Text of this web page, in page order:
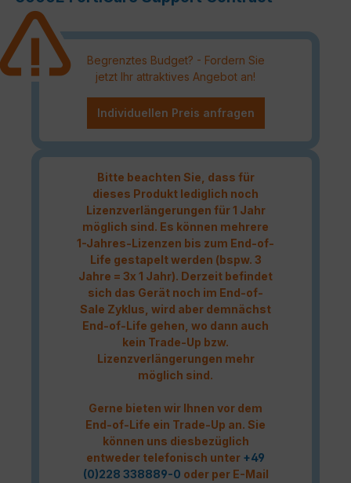
Begrenztes Budget? - Fordern Sie
jetzt Ihr attraktives Angebot an!
Individuellen Preis anfragen
Bitte beachten Sie, dass für
dieses Produkt lediglich noch
Lizenzverlängerungen für 1 Jahr
möglich sind. Es können mehrere
1-Jahres-Lizenzen bis zum End-of-
Life gestapelt werden (bspw. 3
Jahre = 3x 1 Jahr). Derzeit befindet
sich das Gerät noch im End-of-
Sale Zyklus, wird aber demnächst
End-of-Life gehen, wo dann auch
kein Trade-Up bzw.
Lizenzverlängerungen mehr
möglich sind.
Gerne bieten wir Ihnen vor dem
End-of-Life ein Trade-Up an. Sie
können uns diesbezüglich
entweder telefonisch unter +49
(0)228 338889-0 oder per E-Mail